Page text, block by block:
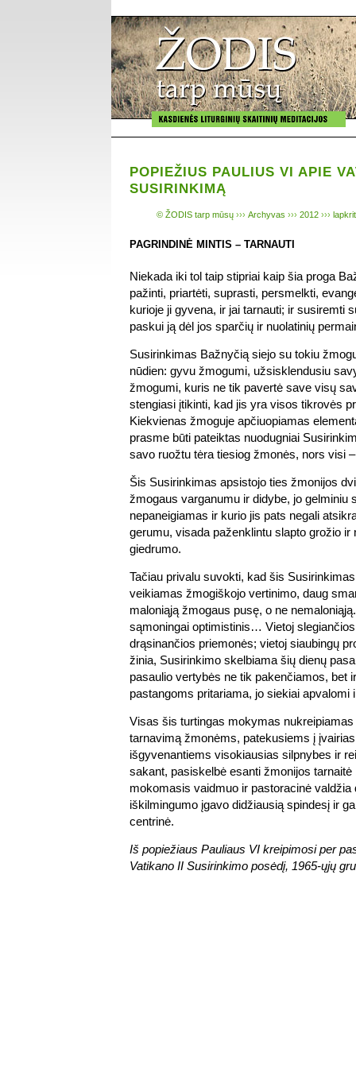
POPIEŽIUS PAULIUS VI APIE
SUSIRINKIMĄ
© ŽODIS tarp mūsų ››› Archyvas ››› 2012 ›››
PAGRINDINĖ MINTIS – TARNAUTI
Niekada iki tol taip stipriai kaip šia proga
pažinti, priartėti, suprasti, persmelkti,
kurioje ji gyvena, ir jai tarnauti; ir susiremti
paskui ją dėl jos sparčių ir nuolatinių
Susirinkimas Bažnyčią siejo su tokiu
nūdien: gyvu žmogumi, užsisklendusiu
žmogumi, kuris ne tik pavertė save visų
stengiasi įtikinti, kad jis yra visos tikrovės
Kiekvienas žmoguje apčiuopiamas
prasme būti pateiktas nuodugniai
savo ruožtu tėra tiesiog žmonės, nors visi
Šis Susirinkimas apsistojo ties žmonijos
žmogaus varganumu ir didybe, jo gelminiu
nepaneigiamas ir kurio jis pats negali
gerumu, visada paženklintu slapto grožio ir
giedrumo.
Tačiau privalu suvokti, kad šis
veikiamas žmogiškojo vertinimo, daug
maloniąją žmogaus pusę, o ne
sąmoningai optimistinis… Vietoj
drąsinančios priemonės; vietoj siaubingų
žinia, Susirinkimo skelbiama šių dienų
pasaulio vertybės ne tik pakenčiamos, bet
pastangoms pritariama, jo siekiai
Visas šis turtingas mokymas
tarnavimą žmonėms, patekusiems į
išgyvenantiems visokiausias silpnybes ir
sakant, pasiskelbė esanti žmonijos tarnaitė
mokomasis vaidmuo ir pastoracinė valdžia
iškilmingumo įgavo didžiausią spindesį ir
centrinė.
Iš popiežiaus Pauliaus VI kreipimosi per
Vatikano II Susirinkimo posėdį, 1965-ųjų